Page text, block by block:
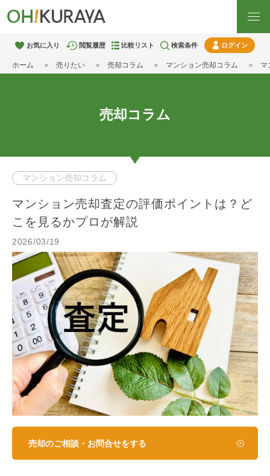
お気に入り 閲覧履歴 比較リスト 検索条件 ログイン
ホーム 売りたい 売却コラム マンション売却コラム マ
売却コラム
マンション売却コラム
マンション売却査定の評価ポイントは？ど
こを見るかプロが解説
2026/03/19
売却のご相談・お問合せをする